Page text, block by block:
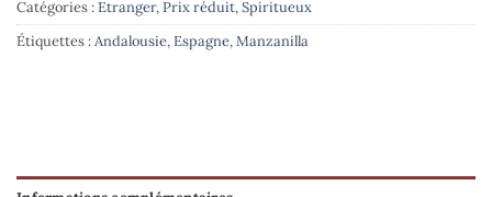
Catégories :Etranger,Prix réduit,Spiritueux
Étiquettes :Andalousie,Espagne,Manzanilla